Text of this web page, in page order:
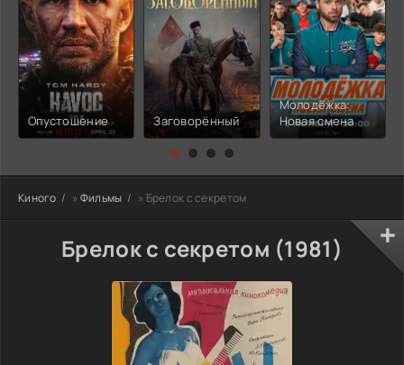
Опустошение Заговорённый
Молодёжка:
Новая смена
Киного » Фильмы » Брелок с секретом
Брелок с секретом (1981)